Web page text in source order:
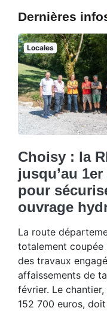
Dernières
Locales
Choisy : la
jusqu’au
pour
ouvrage
La route
totalement coupée
des travaux
affaissements de
février. Le chantier,
152 700 euros, doit